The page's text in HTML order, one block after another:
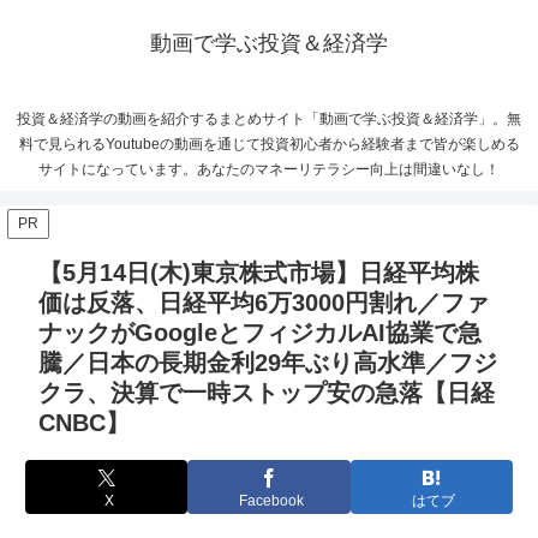
動画で学ぶ投資＆経済学
投資＆経済学の動画を紹介するまとめサイト「動画で学ぶ投資＆経済学」。無
料で見られるYoutubeの動画を通じて投資初心者から経験者まで皆が楽しめる
サイトになっています。あなたのマネーリテラシー向上は間違いなし！
PR
【5月14日(木)東京株式市場】日経平均株
価は反落、日経平均6万3000円割れ／ファ
ナックがGoogleとフィジカルAI協業で急
騰／日本の長期金利29年ぶり高水準／フジ
クラ、決算で一時ストップ安の急落【日経
CNBC】
X Facebook はてブ